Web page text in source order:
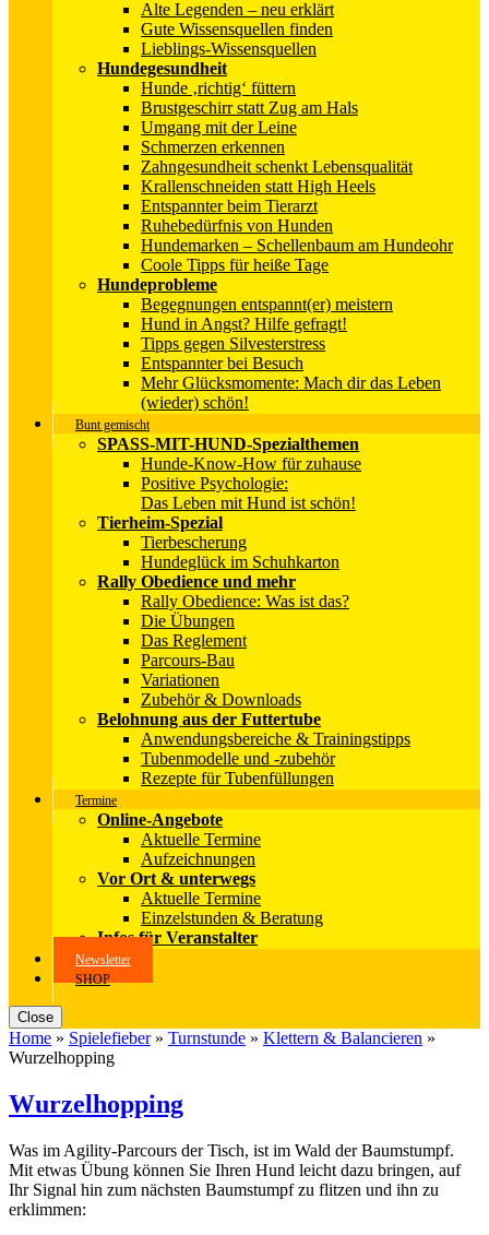
Alte Legenden – neu erklärt
Gute Wissensquellen finden
Lieblings-Wissensquellen
Hundegesundheit
Hunde ‚richtig‘ füttern
Brustgeschirr statt Zug am Hals
Umgang mit der Leine
Schmerzen erkennen
Zahngesundheit schenkt Lebensqualität
Krallenschneiden statt High Heels
Entspannter beim Tierarzt
Ruhebedürfnis von Hunden
Hundemarken – Schellenbaum am Hundeohr
Coole Tipps für heiße Tage
Hundeprobleme
Begegnungen entspannt(er) meistern
Hund in Angst? Hilfe gefragt!
Tipps gegen Silvesterstress
Entspannter bei Besuch
Mehr Glücksmomente: Mach dir das Leben
(wieder) schön!
Bunt gemischt
SPASS-MIT-HUND-Spezialthemen
Hunde-Know-How für zuhause
Positive Psychologie:
Das Leben mit Hund ist schön!
Tierheim-Spezial
Tierbescherung
Hundeglück im Schuhkarton
Rally Obedience und mehr
Rally Obedience: Was ist das?
Die Übungen
Das Reglement
Parcours-Bau
Variationen
Zubehör & Downloads
Belohnung aus der Futtertube
Anwendungsbereiche & Trainingstipps
Tubenmodelle und -zubehör
Rezepte für Tubenfüllungen
Termine
Online-Angebote
Aktuelle Termine
Aufzeichnungen
Vor Ort & unterwegs
Aktuelle Termine
Einzelstunden & Beratung
Infos für Veranstalter
Newsletter
SHOP
Close
Home » Spielefieber » Turnstunde » Klettern & Balancieren »
Wurzelhopping
Wurzelhopping
Was im Agility-Parcours der Tisch, ist im Wald der Baumstumpf.
Mit etwas Übung können Sie Ihren Hund leicht dazu bringen, auf
Ihr Signal hin zum nächsten Baumstumpf zu flitzen und ihn zu
erklimmen: